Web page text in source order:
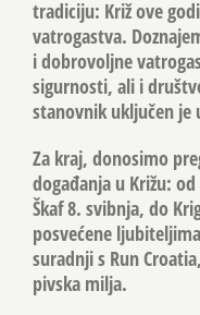
tradiciju: Križ ove
vatrogastva.
i dobrovoljne
sigurnosti, ali i
stanovnik uključen je
Za kraj, donosimo
događanja u Križu:
Škaf 8. svibnja, do
posvećene
suradnji s Run
pivska milja.